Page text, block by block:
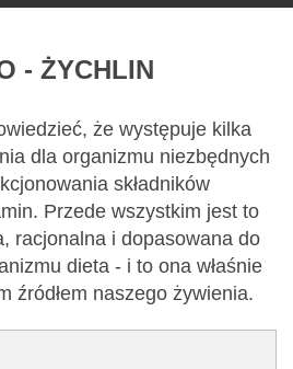
- ŻYCHLIN
że występuje kilka
dla organizmu niezbędnych
składników
Przede wszystkim jest to
racjonalna i dopasowana do
dieta - i to ona właśnie
źródłem naszego żywienia.